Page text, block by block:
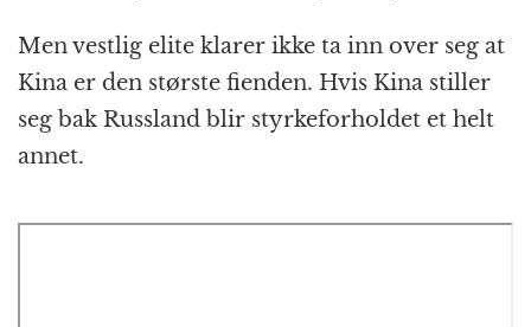
Men vestlig elite klarer ikke ta inn over seg at
Kina er den største fienden. Hvis Kina stiller
seg bak Russland blir styrkeforholdet et helt
annet.